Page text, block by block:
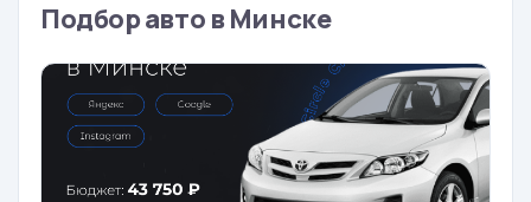
Подбор авто в Минске